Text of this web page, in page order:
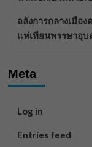
อลังการกลางเมือ
แห่เทียนพรรษาอุบ
Meta
Log in
Entries feed